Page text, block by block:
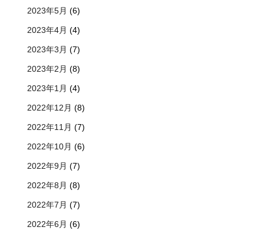
2023年5月 (6)
2023年4月 (4)
2023年3月 (7)
2023年2月 (8)
2023年1月 (4)
2022年12月 (8)
2022年11月 (7)
2022年10月 (6)
2022年9月 (7)
2022年8月 (8)
2022年7月 (7)
2022年6月 (6)